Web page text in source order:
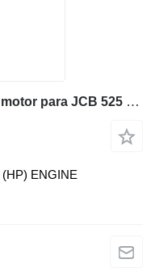
Perkins 404C-22 (HP) PERKINS motor para JCB 525 cargadora telescópica
ENGINE